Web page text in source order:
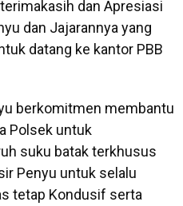
dan Apresiasi
dan Jajarannya yang
datang ke kantor PBB
berkomitmen membantu
Polsek untuk
suku batak terkhusus
Penyu untuk selalu
tetap Kondusif serta